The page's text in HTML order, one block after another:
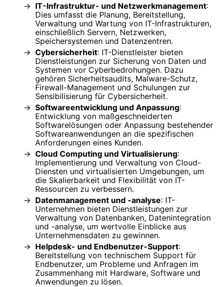
IT-Infrastruktur- und Netzwerkmanagement:
Dies umfasst die Planung, Bereitstellung,
Verwaltung und Wartung von IT-Infrastrukturen,
einschließlich Servern, Netzwerken,
Speichersystemen und Datenzentren.
Cybersicherheit: IT-Dienstleister bieten
Dienstleistungen zur Sicherung von Daten und
Systemen vor Cyberbedrohungen. Dazu
gehören Sicherheitsaudits, Malware-Schutz,
Firewall-Management und Schulungen zur
Sensibilisierung für Cybersicherheit.
Softwareentwicklung und Anpassung:
Entwicklung von maßgeschneiderten
Softwarelösungen oder Anpassung bestehender
Softwareanwendungen an die spezifischen
Anforderungen eines Kunden.
Cloud Computing und Virtualisierung:
Implementierung und Verwaltung von Cloud-
Diensten und virtualisierten Umgebungen, um
die Skalierbarkeit und Flexibilität von IT-
Ressourcen zu verbessern.
Datenmanagement und -analyse: IT-
Unternehmen bieten Dienstleistungen zur
Verwaltung von Datenbanken, Datenintegration
und -analyse, um wertvolle Einblicke aus
Unternehmensdaten zu gewinnen.
Helpdesk- und Endbenutzer-Support:
Bereitstellung von technischem Support für
Endbenutzer, um Probleme und Anfragen im
Zusammenhang mit Hardware, Software und
Anwendungen zu lösen.